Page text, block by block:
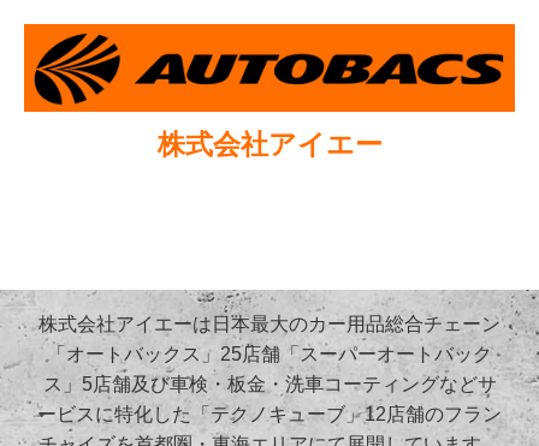
株式会社アイエー
株式会社アイエーは日本最大のカー用品総合チェーン
「オートバックス」25店舗「スーパーオートバック
ス」5店舗及び車検・板金・洗車コーティングなどサ
ービスに特化した「テクノキューブ」12店舗のフラン